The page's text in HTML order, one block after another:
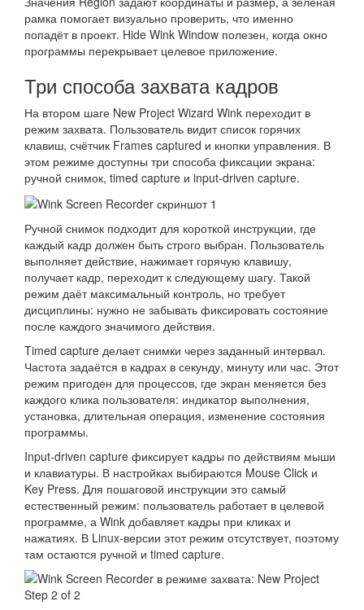
рамка помогает визуально проверить, что именно
попадёт в проект. Hide Wink Window полезен, когда окно
программы перекрывает целевое приложение.
Три способа захвата кадров
На втором шаге New Project Wizard Wink переходит в
режим захвата. Пользователь видит список горячих
клавиш, счётчик Frames captured и кнопки управления. В
этом режиме доступны три способа фиксации экрана:
ручной снимок, timed capture и input-driven capture.
Ручной снимок подходит для короткой инструкции, где
каждый кадр должен быть строго выбран. Пользователь
выполняет действие, нажимает горячую клавишу,
получает кадр, переходит к следующему шагу. Такой
режим даёт максимальный контроль, но требует
дисциплины: нужно не забывать фиксировать состояние
после каждого значимого действия.
Timed capture делает снимки через заданный интервал.
Частота задаётся в кадрах в секунду, минуту или час. Этот
режим пригоден для процессов, где экран меняется без
каждого клика пользователя: индикатор выполнения,
установка, длительная операция, изменение состояния
программы.
Input-driven capture фиксирует кадры по действиям мыши
и клавиатуры. В настройках выбираются Mouse Click и
Key Press. Для пошаговой инструкции это самый
естественный режим: пользователь работает в целевой
программе, а Wink добавляет кадры при кликах и
нажатиях. В Linux-версии этот режим отсутствует, поэтому
там остаются ручной и timed capture.